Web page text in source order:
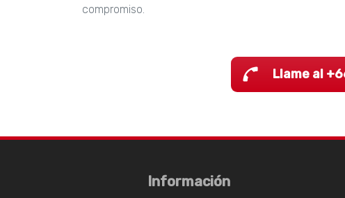
compromiso.
Llame al
Información